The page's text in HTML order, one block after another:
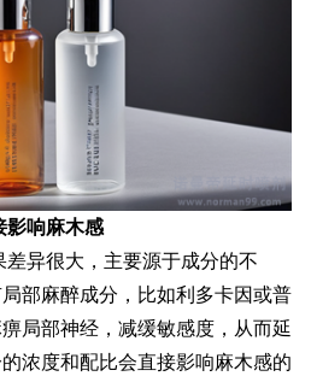
影响麻木感
异很大，主要源于成分的不
部麻醉成分，比如利多卡因或普
局部神经，减缓敏感度，从而延
浓度和配比会直接影响麻木感的